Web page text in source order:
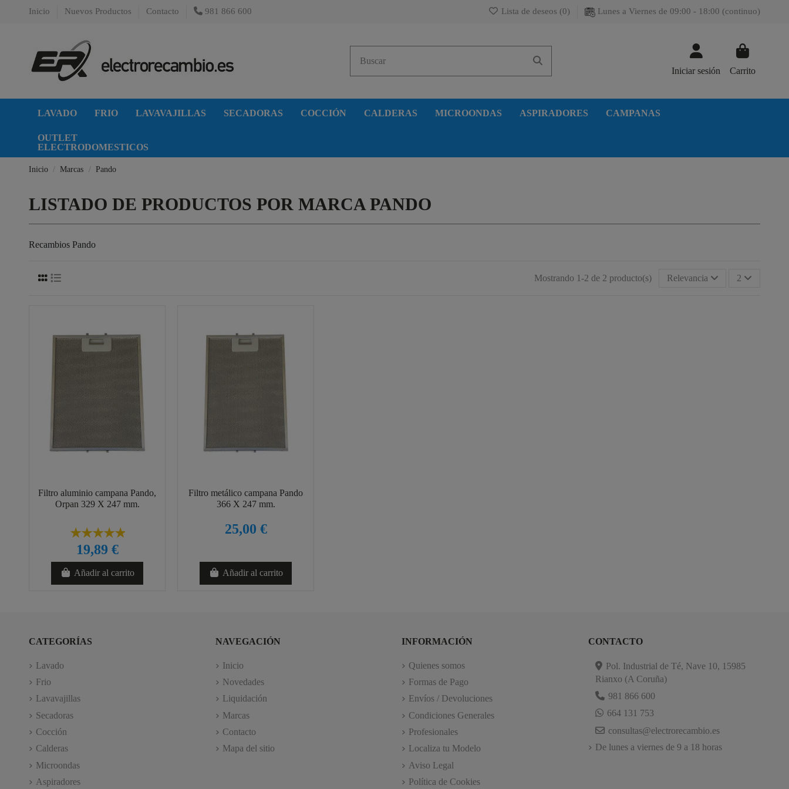
Inicio Nuevos Productos Contacto 981 866 600 Lista de deseos (0) Lunes a Viernes de 09:00 - 18:00 (continuo)
Iniciar sesión Carrito
LAVADO FRIO LAVAVAJILLAS SECADORAS COCCIÓN CALDERAS MICROONDAS ASPIRADORES CAMPANAS
OUTLET
ELECTRODOMESTICOS
Inicio Marcas Pando
LISTADO DE PRODUCTOS POR MARCA PANDO
Recambios Pando
Mostrando 1-2 de 2 producto(s) Relevancia 2
Filtro aluminio campana Pando,
Orpan 329 X 247 mm.
19,89 €
Añadir al carrito
Filtro metálico campana Pando
366 X 247 mm.
25,00 €
Añadir al carrito
CATEGORÍAS
Lavado
Frio
Lavavajillas
Secadoras
Cocción
Calderas
Microondas
Aspiradores
NAVEGACIÓN
Inicio
Novedades
Liquidación
Marcas
Contacto
Mapa del sitio
INFORMACIÓN
Quienes somos
Formas de Pago
Envíos / Devoluciones
Condiciones Generales
Profesionales
Localiza tu Modelo
Aviso Legal
Política de Cookies
CONTACTO
Pol. Industrial de Té, Nave 10, 15985
Rianxo (A Coruña)
981 866 600
664 131 753
consultas@electrorecambio.es
De lunes a viernes de 9 a 18 horas